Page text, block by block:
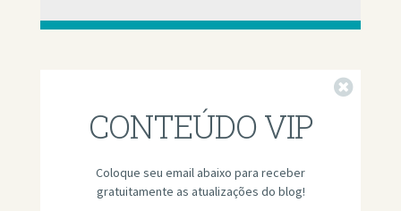
CONTEÚDO VIP
Coloque seu email abaixo para receber
gratuitamente as atualizações do blog!